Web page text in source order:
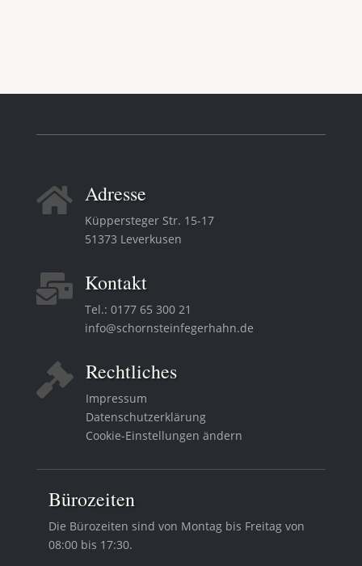
 Adresse
Küppersteger Str. 15-17
51373 Leverkusen
 Kontakt
Tel.: 0177 65 300 21
info@schornsteinfegerhahn.de
 Rechtliches
Impressum
Datenschutzerklärung
Cookie-Einstellungen ändern
Bürozeiten
Die Bürozeiten sind von Montag bis Freitag von
08:00 bis 17:30.